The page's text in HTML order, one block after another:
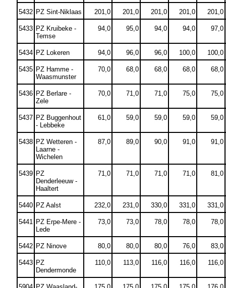
5432 PZ Sint-Niklaas 201,0 201,0 201,0 201,0 201,0
5433 PZ Kruibeke -
Temse
94,0 95,0 94,0 94,0 97,0
5434 PZ Lokeren 94,0 96,0 96,0 100,0 100,0
5435 PZ Hamme -
Waasmunster
70,0 68,0 68,0 68,0 68,0
5436 PZ Berlare -
Zele
70,0 71,0 71,0 75,0 75,0
5437 PZ Buggenhout
- Lebbeke
61,0 59,0 59,0 59,0 59,0
5438 PZ Wetteren -
Laarne -
Wichelen
87,0 89,0 90,0 91,0 91,0
5439 PZ
Denderleeuw -
Haaltert
71,0 71,0 71,0 71,0 81,0
5440 PZ Aalst 232,0 231,0 330,0 331,0 331,0
5441 PZ Erpe-Mere -
Lede
73,0 73,0 78,0 78,0 78,0
5442 PZ Ninove 80,0 80,0 80,0 76,0 83,0
5443 PZ
Dendermonde
110,0 113,0 116,0 116,0 116,0